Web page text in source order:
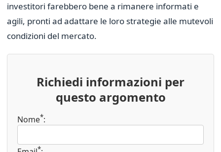
investitori farebbero bene a rimanere informati e
agili, pronti ad adattare le loro strategie alle mutevoli
condizioni del mercato.
Richiedi informazioni per
questo argomento
Nome*:
*